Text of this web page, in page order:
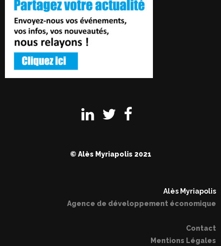
© Alès Myriapolis 2021
Alès Myriapolis
Agence de développement économique
Contact
Mentions Légales